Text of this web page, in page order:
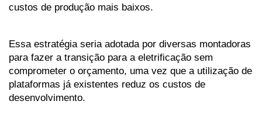
custos de produção mais baixos.
Essa estratégia seria adotada por diversas montadoras
para fazer a transição para a eletrificação sem
comprometer o orçamento, uma vez que a utilização de
plataformas já existentes reduz os custos de
desenvolvimento.